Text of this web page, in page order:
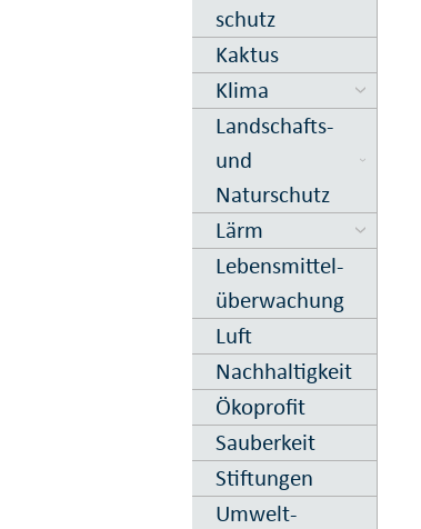
schutz
Kaktus
Klima
Landschafts-
und
Naturschutz
Lärm
Lebens­mittel­
über­wachung
Luft
Nachhaltig­keit
Ökoprofit
Sauberkeit
Stiftungen
Umwelt­